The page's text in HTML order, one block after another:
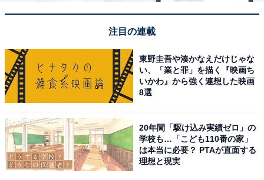
また、不登校ではなくても、親が家にいるというだけで
いたお子さんもいるかもしれません。そういったお子さ
んへの心理的負担はあるかもしれないですね。
担がコロナ禍以前の割合に戻ってしまうような予感もし
ます。
注目の連載
東野圭吾や湊かなえだけじゃな
い、「業と罪」を描く『映画ち
いかわ』から強く連想した映画
8選
20年間「駆け込み実績ゼロ」の
学校も…「こども110番の家」
は本当に必要？ PTAが直面する
理想と現実